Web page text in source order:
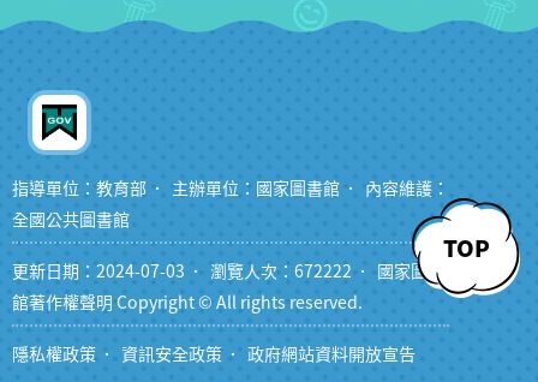
TOP
指導單位：教育部 主辦單位：國家圖書館
內容維護：
全國公共圖書館
更新日期：2024-07-03 瀏覽人次：672222
國家圖書
館著作權聲明 Copyright © All rights reserved.
隱私權政策 資訊安全政策 政府網站資料開放宣告